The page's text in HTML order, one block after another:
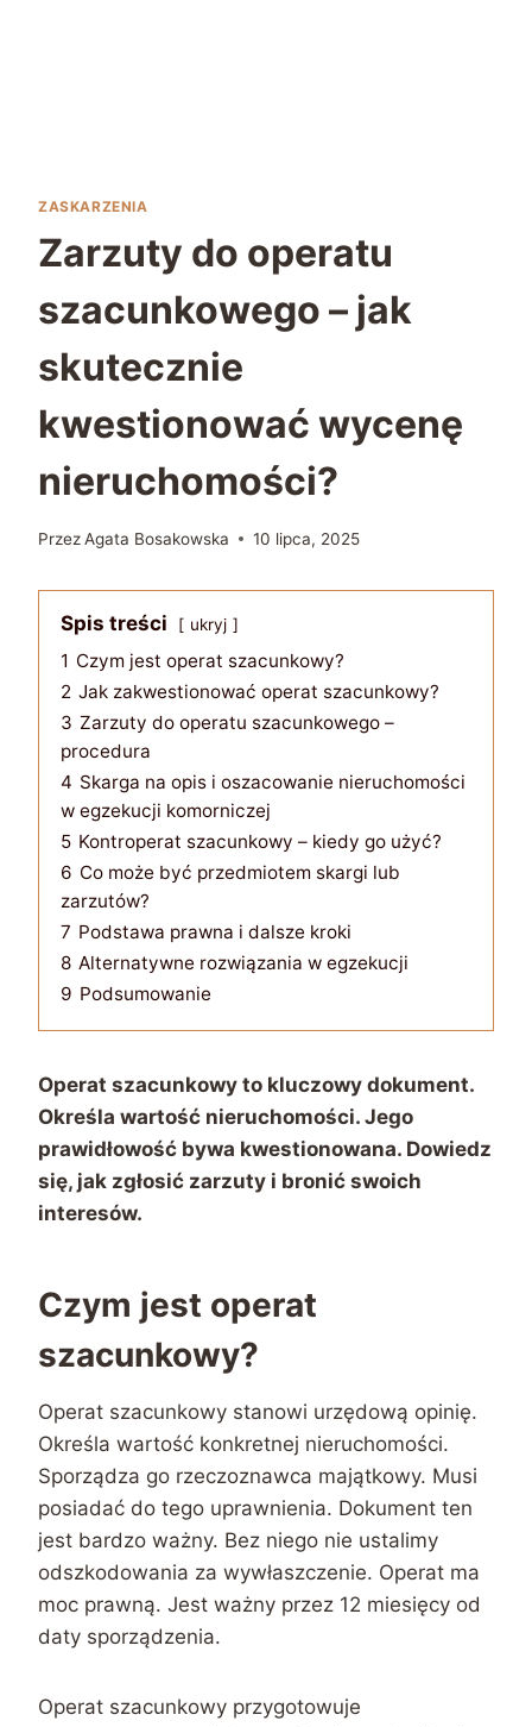
ZASKARZENIA
Zarzuty do operatu
szacunkowego – jak
skutecznie
kwestionować wycenę
nieruchomości?
PrzezAgata Bosakowska 10 lipca, 2025
Spis treści ukryj
1 Czym jest operat szacunkowy?
2 Jak zakwestionować operat szacunkowy?
3 Zarzuty do operatu szacunkowego –
procedura
4 Skarga na opis i oszacowanie nieruchomości
w egzekucji komorniczej
5 Kontroperat szacunkowy – kiedy go użyć?
6 Co może być przedmiotem skargi lub
zarzutów?
7 Podstawa prawna i dalsze kroki
8 Alternatywne rozwiązania w egzekucji
9 Podsumowanie
Operat szacunkowy to kluczowy dokument.
Określa wartość nieruchomości. Jego
prawidłowość bywa kwestionowana. Dowiedz
się, jak zgłosić zarzuty i bronić swoich
interesów.
Czym jest operat
szacunkowy?
Operat szacunkowy stanowi urzędową opinię.
Określa wartość konkretnej nieruchomości.
Sporządza go rzeczoznawca majątkowy. Musi
posiadać do tego uprawnienia. Dokument ten
jest bardzo ważny. Bez niego nie ustalimy
odszkodowania za wywłaszczenie. Operat ma
moc prawną. Jest ważny przez 12 miesięcy od
daty sporządzenia.
Operat szacunkowy przygotowuje